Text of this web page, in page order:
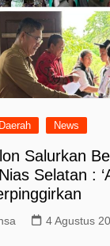
News
Salurkan
Selatan :
4 Agustus